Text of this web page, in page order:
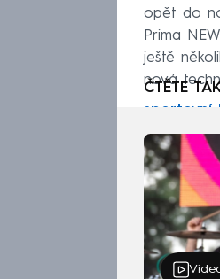
opět do
Prima
ještě
nová
ČTĚTE
sportovní